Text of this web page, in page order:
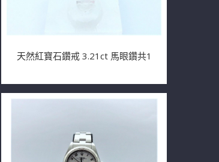
天然紅寶石鑽戒 3.21ct 馬眼鑽共1